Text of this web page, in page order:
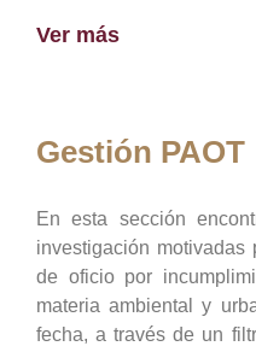
Ver más
Gestión PAOT
En esta sección
investigación
de oficio por
materia ambiental y
fecha, a través de un